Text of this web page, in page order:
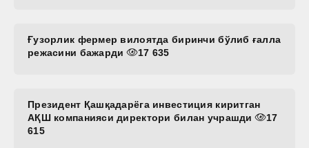
Ғузорлик фермер вилоятда биринчи бўлиб ғалла
режасини бажарди
17 635
Президент Қашқадарёга инвестиция киритган
АҚШ компанияси директори билан учрашди
17
615